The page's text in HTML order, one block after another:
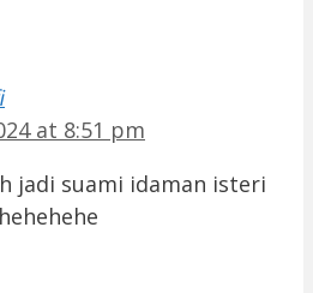
at 8:51 pm
jadi suami idaman isteri